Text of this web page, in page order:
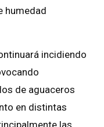
humedad
incidiendo
de aguaceros
en distintas